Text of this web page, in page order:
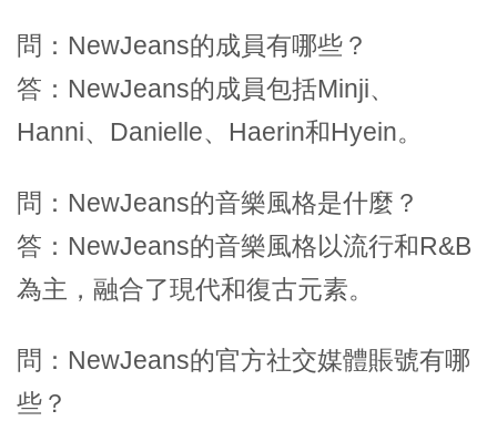
問：NewJeans的成員有哪些？
答：NewJeans的成員包括Minji、
Hanni、Danielle、Haerin和Hyein。
問：NewJeans的音樂風格是什麼？
答：NewJeans的音樂風格以流行和R&B
為主，融合了現代和復古元素。
問：NewJeans的官方社交媒體賬號有哪
些？